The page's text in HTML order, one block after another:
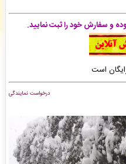
شد به زودی توسط اپراتور بررسی خواهد
زودی توسط اپراتور بررسی خواهد شد. -
و سفارش خود را ثبت نمایید.
است
درخواست نمایندگی